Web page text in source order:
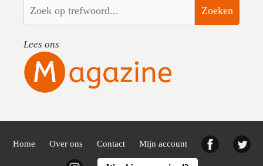
Zoeken
Lees ons
Home Over ons Contact Mijn account Facebook